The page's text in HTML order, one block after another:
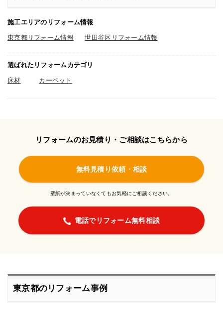
施工エリアのリフォーム情報
東京都リフォーム情報 世田谷区リフォーム情報
選ばれたリフォームカテゴリ
床材 カーペット
リフォームのお見積り・ご相談はこちらから
無料見積り依頼・相談
壁紙が決まっていなくてもお気軽にご相談ください。
電話でリフォーム無料相談
東京都のリフォーム事例